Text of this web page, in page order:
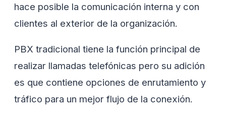
hace posible la comunicación interna y con
clientes al exterior de la organización.
PBX tradicional tiene la función principal de
realizar llamadas telefónicas pero su adición
es que contiene opciones de enrutamiento y
tráfico para un mejor flujo de la conexión.